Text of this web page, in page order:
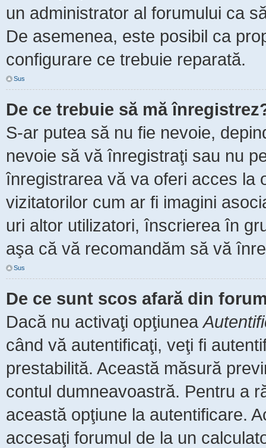
un administrator al forumului ca
De asemenea, este posibil ca
configurare ce trebuie reparată.
Sus
De ce trebuie să mă
S-ar putea să nu fie nevoie,
nevoie să vă înregistraţi sau nu
înregistrarea vă va oferi acces la
vizitatorilor cum ar fi imagini
uri altor utilizatori, înscrierea în
aşa că vă recomandăm să vă
Sus
De ce sunt scos afară din
Dacă nu activaţi opţiunea
când vă autentificaţi, veţi fi
prestabilită. Această măsură
contul dumneavoastră. Pentru a
această opţiune la autentificare.
accesaţi forumul de la un